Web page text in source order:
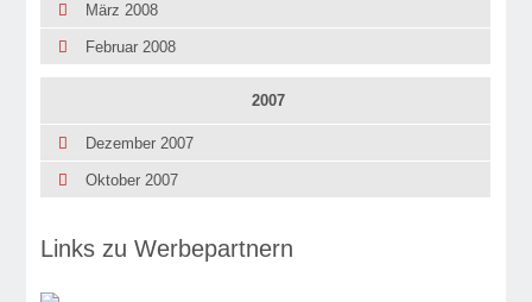
März 2008
Februar 2008
2007
Dezember 2007
Oktober 2007
Links zu Werbepartnern